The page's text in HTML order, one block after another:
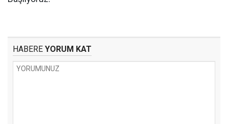
HABERE YORUM KAT